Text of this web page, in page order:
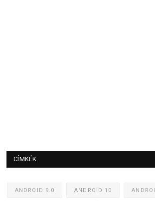
CÍMKÉK
ANDROID 9.0 ANDROID 10